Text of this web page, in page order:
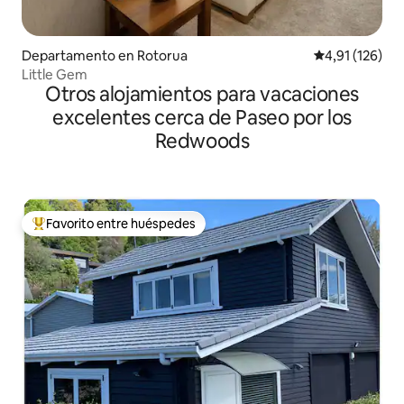
Departamento en Rotorua Calificación
4,91 (126)
Little Gem
Otros alojamientos para vacaciones
excelentes cerca de Paseo por los
Redwoods
Favorito entre los huéspedes más destacados
Favorito entre huéspedes